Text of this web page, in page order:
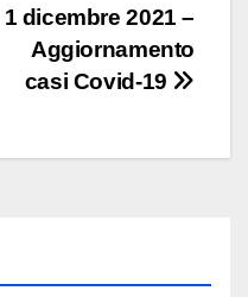
1 dicembre 2021 –
Aggiornamento
casi Covid-19